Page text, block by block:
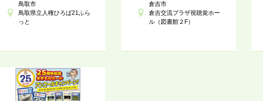
鳥取市
鳥取県立人権ひろば21ふら
っと
倉吉市
倉吉交流プラザ視聴覚ホー
ル（図書館２F）